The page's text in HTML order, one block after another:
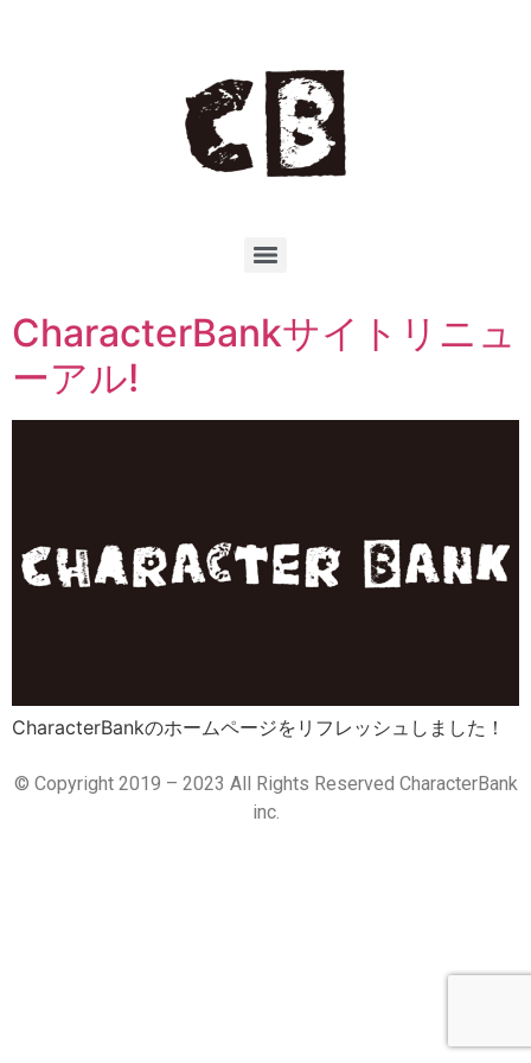
CharacterBankサイトリニュ
ーアル!
CharacterBankのホームページをリフレッシュしました！
© Copyright 2019 – 2023 All Rights Reserved CharacterBank
inc.